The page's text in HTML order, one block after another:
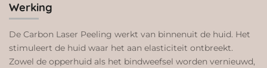
Werking
De Carbon Laser Peeling werkt van binnenuit de huid. Het
stimuleert de huid waar het aan elasticiteit ontbreekt.
Zowel de opperhuid als het bindweefsel worden vernieuwd,